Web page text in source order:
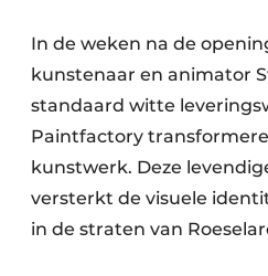
In de weken na de
kunstenaar en animator
standaard witte
Paintfactory
kunstwerk. Deze
versterkt de visuele
in de straten van